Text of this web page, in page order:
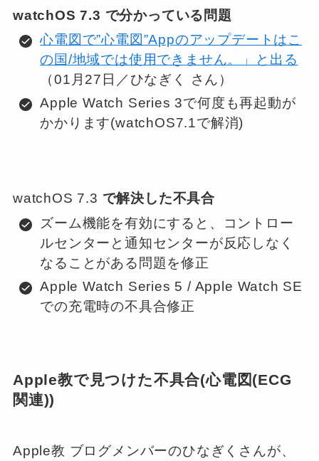
watchOS 7.3 で分かっている問題
心電図で”心電図”Appのアップデートはこ
の国/地域では使用できません。」と出る
（01月27日／ひなぎく さん）
Apple Watch Series 3で何度も再起動が
かかります(watchOS7.1で解消)
watchOS 7.3 で解決した不具合
ズーム機能を有効にすると、コントロー
ルセンターと通知センターが反応しなく
なることがある問題を修正
Apple Watch Series 5 / Apple Watch SE
での充電時の不具合修正
Apple教で見つけた不具合(心電図(ECG
関連))
Apple教 ブログメンバーのひなぎくさんが、